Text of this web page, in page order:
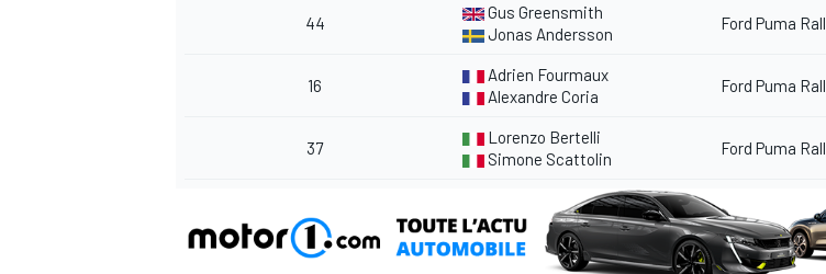
44
Gus Greensmith
Jonas Andersson
Ford Puma
16
Adrien Fourmaux
Alexandre Coria
Ford Puma
37
Lorenzo Bertelli
Simone Scattolin
Ford Puma